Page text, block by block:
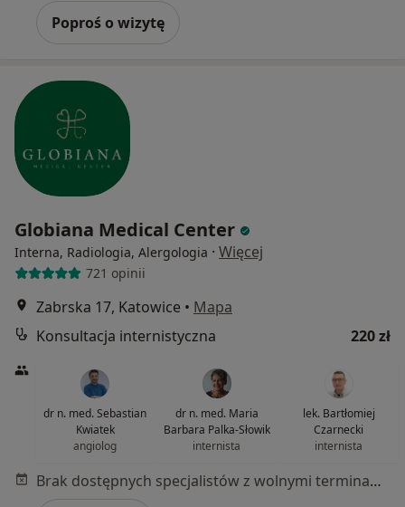
Poproś o wizytę
Globiana Medical Center
Interna, Radiologia, Alergologia · Więcej
721 opinii
Zabrska 17, Katowice • Mapa
Konsultacja internistyczna
220 zł
dr n. med. Sebastian
Kwiatek
angiolog
dr n. med. Maria
Barbara Palka-Słowik
internista
lek. Bartłomiej
Czarnecki
internista
Brak dostępnych specjalistów z wolnymi terminami w tym centrum medycznym.